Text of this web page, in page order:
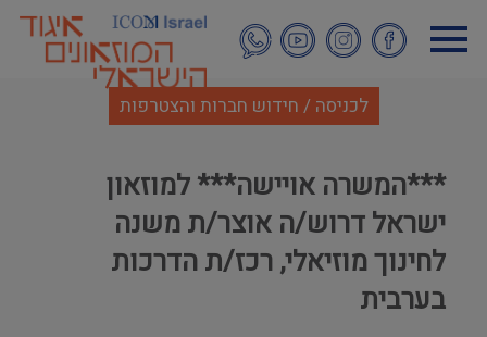
לתוכן
העיקרי
לכניסה / חידוש חברות והצטרפות
***המשרה אויישה*** למוזאון
ישראל דרוש/ה אוצר/ת משנה
לחינוך מוזיאלי, רכז/ת הדרכות
בערבית